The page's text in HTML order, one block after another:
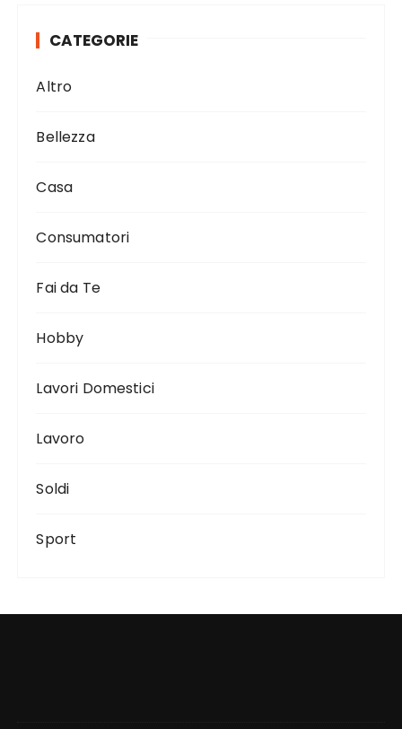
CATEGORIE
Altro
Bellezza
Casa
Consumatori
Fai da Te
Hobby
Lavori Domestici
Lavoro
Soldi
Sport